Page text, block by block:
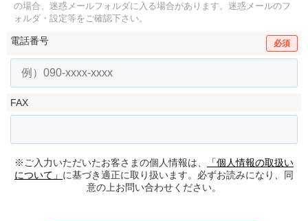
の場合、迷惑メールフォルダに入る場合があります。 迷惑メールのフ
ォルダ・設定等をご確認下さい。
電話番号 必須
FAX
※ご入力いただいたお客さまの個人情報は、
「個人情報の取扱い
について」 に基づき適正に取り扱います。必ずお読みになり、同
意の上お問い合わせください。